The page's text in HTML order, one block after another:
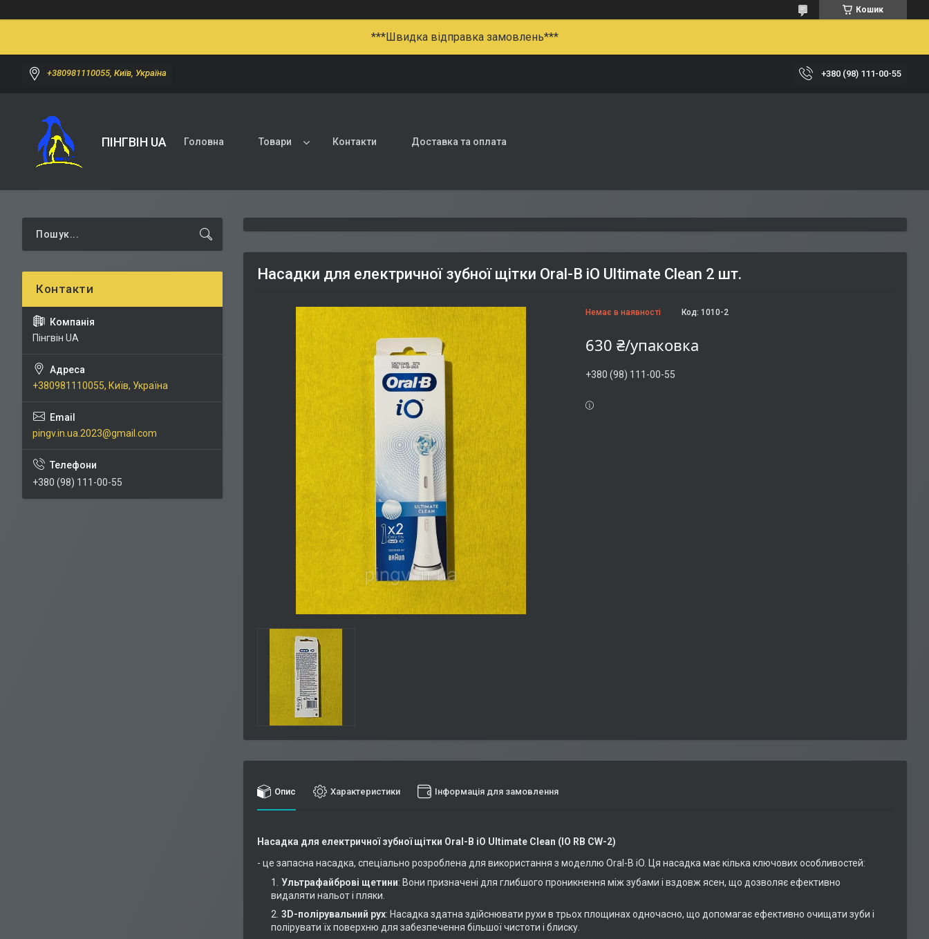
Кошик
***Швидка відправка замовлень***
+380981110055, Київ, Україна +380 (98) 111-00-55
ПІНГВІН UA Головна Товари Контакти Доставка та оплата
Насадки для електричної зубної щітки Oral-B iO Ultimate Clean 2 шт.
Немає в наявності Код: 1010-2
630 ₴/упаковка
+380 (98) 111-00-55
Опис Характеристики Інформація для замовлення
Насадка для електричної зубної щітки Oral-B iO Ultimate Clean (IO RB CW-2)
- це запасна насадка, спеціально розроблена для використання з моделлю Oral-B iO. Ця насадка має кілька ключових особливостей:
Ультрафайброві щетини: Вони призначені для глибшого проникнення між зубами і вздовж ясен, що дозволяє ефективно
видаляти нальот і пляки.
3D-полірувальний рух: Насадка здатна здійснювати рухи в трьох площинах одночасно, що допомагає ефективно очищати зуби і
полірувати їх поверхню для забезпечення більшої чистоти і блиску.
Пінгвін UA
+380981110055, Київ, Україна
pingv.in.ua.2023@gmail.com
+380 (98) 111-00-55